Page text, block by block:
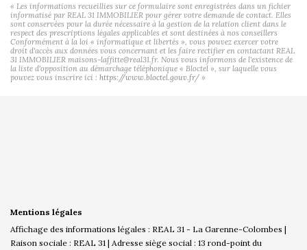
« Les informations recueillies sur ce formulaire sont enregistrées dans un fichier
informatisé par REAL 31 IMMOBILIER pour gérer votre demande de contact. Elles
sont conservées pour la durée nécessaire à la gestion de la relation client dans le
respect des prescriptions légales applicables et sont destinées à nos conseillers
Conformément à la loi « informatique et libertés », vous pouvez exercer votre
droit d'accès aux données vous concernant et les faire rectifier en contactant REAL
31 IMMOBILIER maisons-laffitte@real31.fr. Nous vous informons de l'existence de
la liste d'opposition au démarchage téléphonique « Bloctel », sur laquelle vous
pouvez vous inscrire ici : https://www.bloctel.gouv.fr/ »
Mentions légales
Affichage des informations légales : REAL 31 - La Garenne-Colombes |
Raison sociale : REAL 31 | Adresse siège social : 13 rond-point du